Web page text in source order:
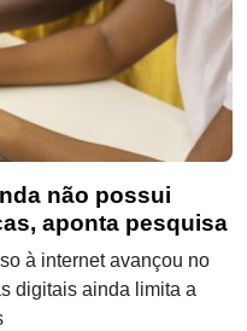
não possui
aponta pesquisa
à internet avançou no
digitais ainda limita a